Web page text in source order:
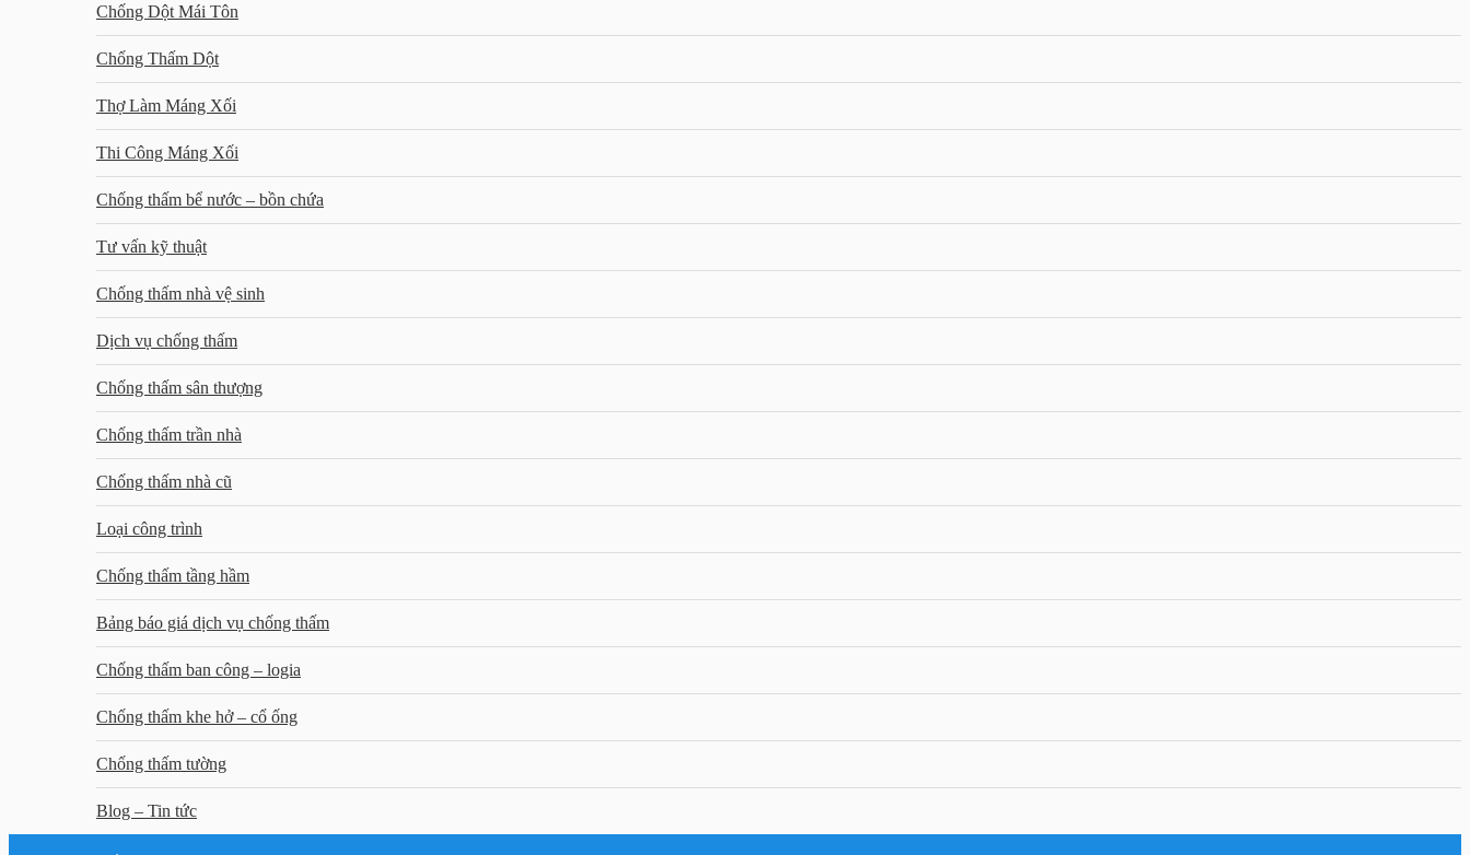
Chống Dột Mái Tôn
Chống Thấm Dột
Thợ Làm Máng Xối
Thi Công Máng Xối
Chống thấm bể nước – bồn chứa
Tư vấn kỹ thuật
Chống thấm nhà vệ sinh
Dịch vụ chống thấm
Chống thấm sân thượng
Chống thấm trần nhà
Chống thấm nhà cũ
Loại công trình
Chống thấm tầng hầm
Bảng báo giá dịch vụ chống thấm
Chống thấm ban công – logia
Chống thấm khe hở – cổ ống
Chống thấm tường
Blog – Tin tức